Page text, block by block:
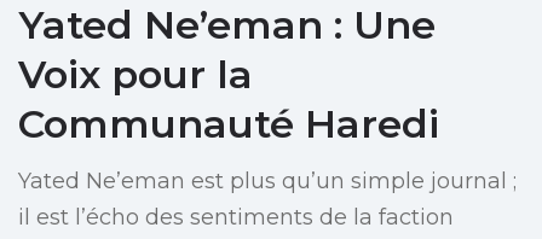
Yated Ne’eman : Une
Voix pour la
Communauté Haredi
Yated Ne’eman est plus qu’un simple journal ;
il est l’écho des sentiments de la faction